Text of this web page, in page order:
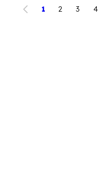
1 2 3 4